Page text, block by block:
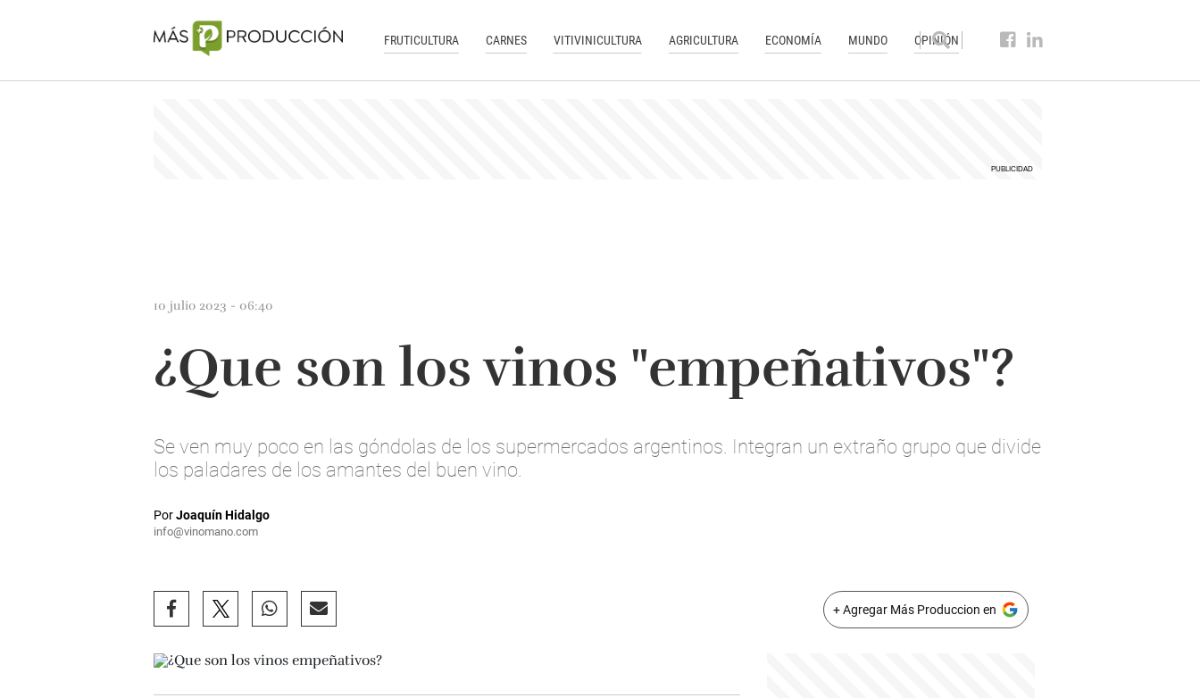
FRUTICULTURA CARNES VITIVINICULTURA AGRICULTURA ECONOMÍA MUNDO OPINIÓN
10 julio 2023 - 06:40
¿Que son los vinos "empeñativos"?
Se ven muy poco en las góndolas de los supermercados argentinos. Integran un extraño grupo que divide
los paladares de los amantes del buen vino.
PorJoaquín Hidalgo
info@vinomano.com
+ Agregar Más Produccion en